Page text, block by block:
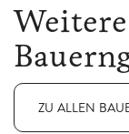
Weitere
ZU ALLEN